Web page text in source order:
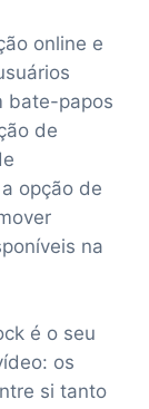
online e
bate-papos
de
opção de
na
é o seu
os
si tanto